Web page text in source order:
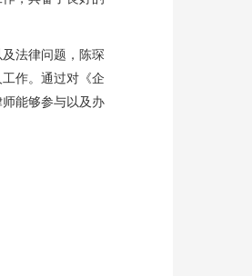
法律问题，陈琛
作。通过对《企
能够参与以及办